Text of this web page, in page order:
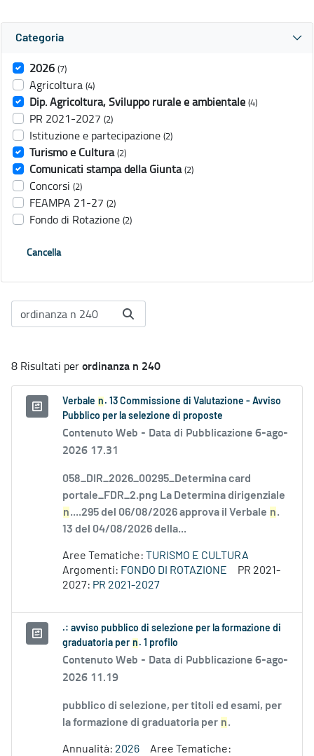
Categoria
2026 (7)
Agricoltura (4)
Dip. Agricoltura, Sviluppo rurale e ambientale (4)
PR 2021-2027 (2)
Istituzione e partecipazione (2)
Turismo e Cultura (2)
Comunicati stampa della Giunta (2)
Concorsi (2)
FEAMPA 21-27 (2)
Fondo di Rotazione (2)
Cancella
8 Risultati perordinanza n 240
Verbale n . 13 Commissione di Valutazione - Avviso
Pubblico per la selezione di proposte
Contenuto Web - Data di Pubblicazione 6-ago-
2026 17.31
058_DIR_2026_00295_Determina card
portale_FDR_2.png La Determina dirigenziale
n....295 del 06/08/2026 approva il Verbale n.
13 del 04/08/2026 della...
Aree Tematiche: TURISMO E CULTURA
Argomenti: FONDO DI ROTAZIONE
PR 2021-
2027: PR 2021-2027
.: avviso pubblico di selezione per la formazione di
graduatoria per n . 1 profilo
Contenuto Web - Data di Pubblicazione 6-ago-
2026 11.19
pubblico di selezione, per titoli ed esami, per
la formazione di graduatoria per n.
Annualità: 2026
Aree Tematiche: